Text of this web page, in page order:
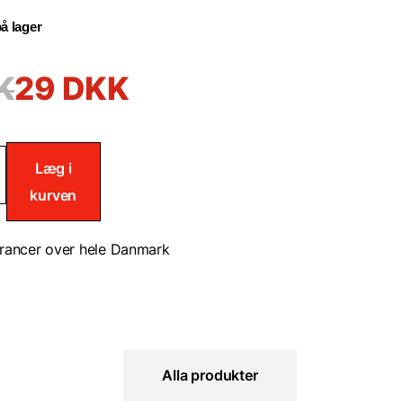
lager
29 DKK
silikonefjerner
Læg i
kurven
over hele Danmark
Alla produkter